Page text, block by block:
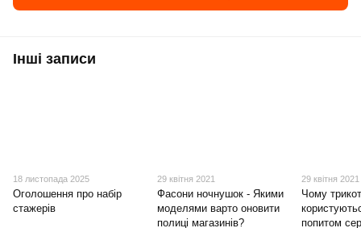
Інші записи
18 листопада 2025
Оголошення про набір
стажерів
29 квітня 2021
Фасони ночнушок - Якими
моделями варто оновити
полиці магазинів?
29 квітня 2021
Чому
попитом